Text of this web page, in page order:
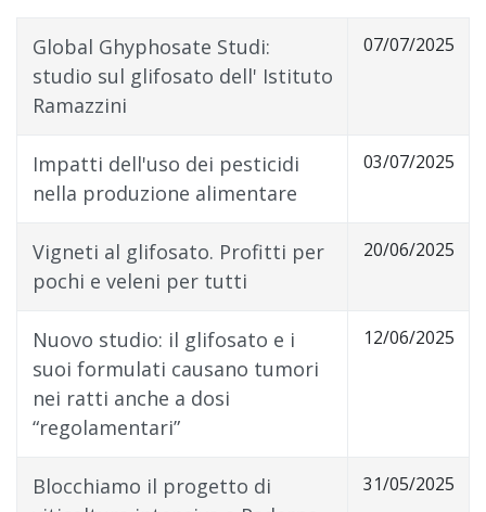
Global Ghyphosate Studi:
studio sul glifosato dell' Istituto
Ramazzini
07/07/2025
Impatti dell'uso dei pesticidi
nella produzione alimentare
03/07/2025
Vigneti al glifosato. Profitti per
pochi e veleni per tutti
20/06/2025
Nuovo studio: il glifosato e i
suoi formulati causano tumori
nei ratti anche a dosi
“regolamentari”
12/06/2025
Blocchiamo il progetto di
31/05/2025